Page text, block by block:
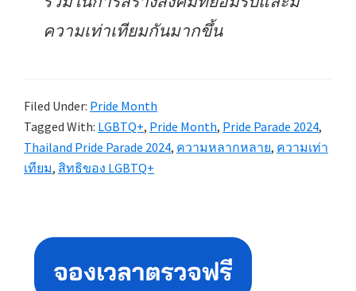
ความเท่าเทียมกันมากขึ้น
Filed Under: Pride Month
Tagged With: LGBTQ+, Pride Month, Pride Parade 2024,
Thailand Pride Parade 2024, ความหลากหลาย, ความเท่า
เทียม, สิทธิของ LGBTQ+
Sidebar